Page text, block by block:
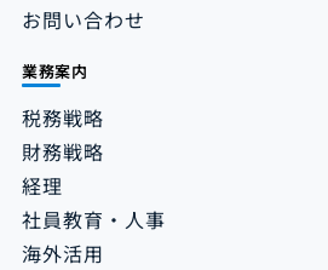
お問い合わせ
業務案内
税務戦略
財務戦略
経理
社員教育・人事
海外活用